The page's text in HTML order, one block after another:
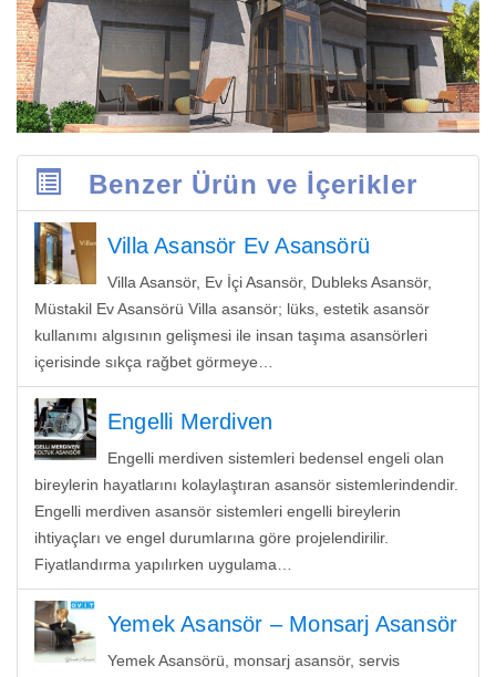
Benzer Ürün ve İçerikler
Villa Asansör Ev Asansörü
Villa Asansör, Ev İçi Asansör, Dubleks Asansör,
Müstakil Ev Asansörü Villa asansör; lüks, estetik asansör
kullanımı algısının gelişmesi ile insan taşıma asansörleri
içerisinde sıkça rağbet görmeye…
Engelli Merdiven
Engelli merdiven sistemleri bedensel engeli olan
bireylerin hayatlarını kolaylaştıran asansör sistemlerindendir.
Engelli merdiven asansör sistemleri engelli bireylerin
ihtiyaçları ve engel durumlarına göre projelendirilir.
Fiyatlandırma yapılırken uygulama…
Yemek Asansör – Monsarj Asansör
Yemek Asansörü, monsarj asansör, servis